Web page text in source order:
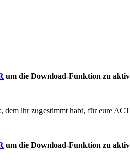
um die Download-Funktion zu
dem ihr zugestimmt habt, für eure
um die Download-Funktion zu